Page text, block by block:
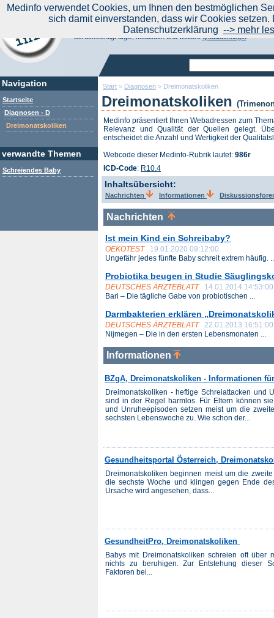
Start > Diagnosen > Dreimonatskoliken
Dreimonatskoliken
Medinfo präsentiert Ihnen Webadressen zum
Relevanz und Qualität der Quellen gelegt.
entscheidet die Anzahl und Wertigkeit der
Webcode dieser Medinfo-Rubrik lautet: 986r
ICD-Code: R10.4
Inhaltsübersicht:
Nachrichten Informationen
Nachrichten
Ist mein Kind ein Schreibaby?
OEKOTEST
19.01.2020 09:12:00
Ungefähr jedes fünfte Baby schreit extrem häufig.
Probiotika beugen in Studie
DEUTSCHES ÄRZTEBLATT
14.01.2014 14:53:00
Bari – Die tägliche Gabe von probiotischen ...
Darmbakterien erklären
DEUTSCHES ÄRZTEBLATT
22.01.2013 16:51:00
Nijmegen – Die in den ersten Lebensmonaten ...
Informationen
BZgA, Dreimonatskoliken - Informationen
Dreimonatskoliken - heftige Schreiattacken und
sind in der Regel harmlos. Für Eltern können
und Unruheepisoden setzen meist um die
sechsten Lebenswoche zu. Wie schon der...
Gesundheitsportal Österreich,
Dreimonatskoliken beginnen meist um die
die sechste Woche und klingen gegen Ende
Ursache wird angesehen, dass...
GesundheitPro, Dreimonatskoliken
Babys mit Dreimonatskoliken schreien oft über
nichts zu beruhigen. Zur Entstehung dieser
Faktoren bei...
Navigation
Startseite
Diagnosen - D
Dreimonatskoliken
verwandte Themen
Schreiendes Baby
Aktuelle Nachrichten|
Suchen Sie noch oder Finden Sie schon?
Medinfo.de - Meta-Portal für Gesundheitsthemen
Berücksichtigt afgis, Medisuch und weitereQualitätssiegel.
Medinfo verwendet Cookies, um Ihnen den bestmöglichen
sich damit einverstanden, dass wir Cookies
Datenschutzerklärung --> mehr